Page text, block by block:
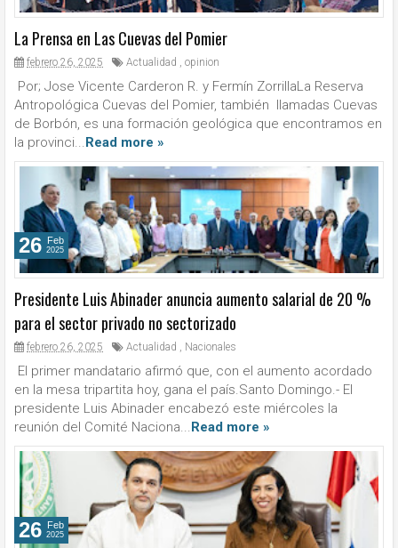
La Prensa en Las Cuevas del Pomier
febrero 26, 2025 Actualidad , opinion
Por; Jose Vicente Carderon R. y Fermín ZorrillaLa Reserva
Antropológica Cuevas del Pomier, también llamadas Cuevas
de Borbón, es una formación geológica que encontramos en
la provinci...Read more »
Presidente Luis Abinader anuncia aumento salarial de 20 %
para el sector privado no sectorizado
febrero 26, 2025 Actualidad , Nacionales
El primer mandatario afirmó que, con el aumento acordado
en la mesa tripartita hoy, gana el país.Santo Domingo.- El
presidente Luis Abinader encabezó este miércoles la
reunión del Comité Naciona...Read more »
26 Feb
2025
26 Feb
2025